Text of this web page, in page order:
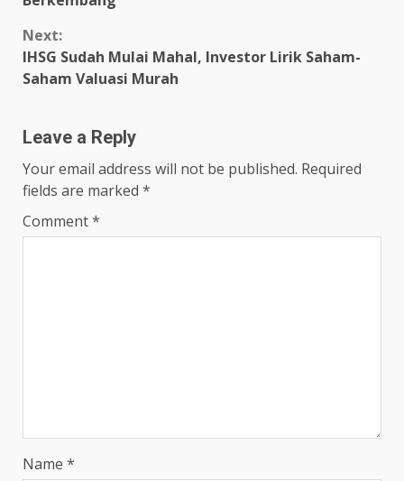
Next:
IHSG Sudah Mulai Mahal, Investor Lirik Saham-
Saham Valuasi Murah
Leave a Reply
Your email address will not be published. Required
fields are marked *
Comment*
Name *